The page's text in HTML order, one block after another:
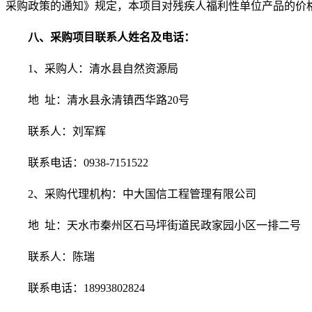
采购政策的通知》规定，本项目对残疾人福利性单位产品的价
八、采购项目联系人姓名及电话：
1、 采购人： 清水县自然资源局
地 址： 清水县永清镇西华路20号
联系人： 刘军辉
联系电话： 0938-7151522
2、 采购代理机构： 中大国信工程管理有限公司
地 址： 天水市秦州区石马坪街道民政家园小区一排二号
联系人： 陈瑞
联系电话： 18993802824